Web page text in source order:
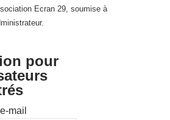
Ecran 29, soumise à
pour
mail